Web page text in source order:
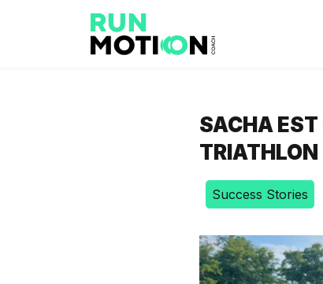
SACHA EST
TRIATHLON
Success Stories